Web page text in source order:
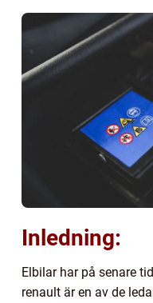
Inledning:
Elbilar har på senare
renault är en av de